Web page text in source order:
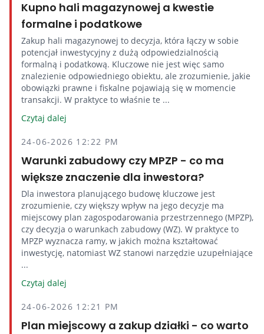
Kupno hali magazynowej a kwestie
formalne i podatkowe
Zakup hali magazynowej to decyzja, która łączy w sobie
potencjał inwestycyjny z dużą odpowiedzialnością
formalną i podatkową. Kluczowe nie jest więc samo
znalezienie odpowiedniego obiektu, ale zrozumienie, jakie
obowiązki prawne i fiskalne pojawiają się w momencie
transakcji. W praktyce to właśnie te ...
Czytaj dalej
24-06-2026 12:22 PM
Warunki zabudowy czy MPZP - co ma
większe znaczenie dla inwestora?
Dla inwestora planującego budowę kluczowe jest
zrozumienie, czy większy wpływ na jego decyzje ma
miejscowy plan zagospodarowania przestrzennego (MPZP),
czy decyzja o warunkach zabudowy (WZ). W praktyce to
MPZP wyznacza ramy, w jakich można kształtować
inwestycję, natomiast WZ stanowi narzędzie uzupełniające
...
Czytaj dalej
24-06-2026 12:21 PM
Plan miejscowy a zakup działki - co warto